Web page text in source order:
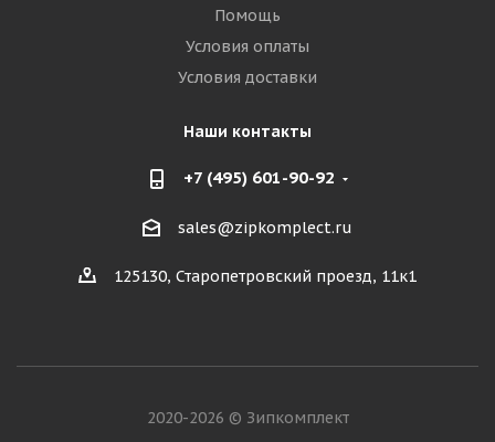
Помощь
Условия оплаты
Условия доставки
Наши контакты
+7 (495) 601-90-92
sales@zipkomplect.ru
125130, Старопетровский проезд, 11к1
2020-2026 © Зипкомплект